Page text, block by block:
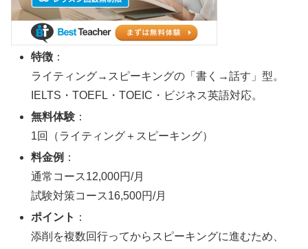
特徴 ：
ライティング→スピーキングの「書く→話す」型。
IELTS・TOEFL・TOEIC・ビジネス英語対応。
無料体験 ：
1回（ライティング＋スピーキング）
料金例 ：
通常コース12,000円/月
試験対策コース16,500円/月
ポイント ：
添削を複数回行ってからスピーキングに進むため、